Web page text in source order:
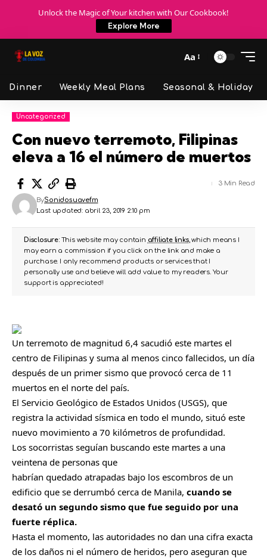
Unlock the Magic of Your kitchen with Our Cookbook!
Explore More
Aa
Dinner Weekly Meal Plans Seasonal & Holiday
Uncategorized
Con nuevo terremoto, Filipinas
eleva a 16 el número de muertos
Last updated: abril 23, 2019 2:10 pm
BySonidosuavefm
3 Min Read
Disclosure:This website may contain affiliate links, which means I
may earn a commission if you click on the link and make a
purchase. I only recommend products or services that I
personally use and believe will add value to my readers. Your
support is appreciated!
Un terremoto de magnitud 6,4 sacudió este martes el
centro de Filipinas y suma al menos cinco fallecidos, un día
después de un primer sismo que provocó cerca de 11
muertos en el norte del país.
El Servicio Geológico de Estados Unidos (USGS), que
registra la actividad sísmica en todo el mundo, situó este
nuevo movimiento a 70 kilómetros de profundidad.
Los socorristas seguían buscando este martes a una
veintena de personas que
habrían quedado atrapadas bajo los escombros de un
edificio que se derrumbó cerca de Manila, cuando se
desató un segundo sismo que fue seguido por una
fuerte réplica.
Hasta el momento, las autoridades no dan una cifra exacta
de los daños ni el número de heridos, pero aseguran que